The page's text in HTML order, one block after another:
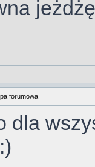
forumowa
dla